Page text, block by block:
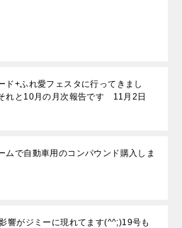
ド+ふれ愛フェスタに行ってきまし
れと10月の月次報告です 11月2日
ムで自動車用のコンパウンド購入しま
響がジミーに現れてます(^^;)19号も